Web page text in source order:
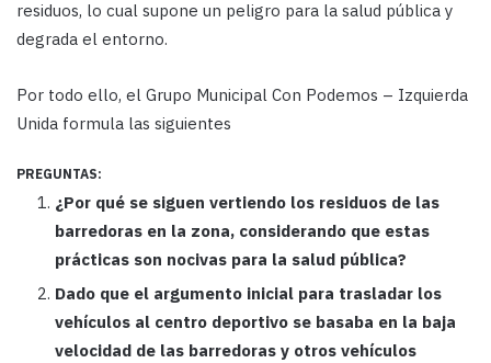
residuos, lo cual supone un peligro para la salud pública y
degrada el entorno.
Por todo ello, el Grupo Municipal Con Podemos – Izquierda
Unida formula las siguientes
PREGUNTAS:
¿Por qué se siguen vertiendo los residuos de las
barredoras en la zona, considerando que estas
prácticas son nocivas para la salud pública?
Dado que el argumento inicial para trasladar los
vehículos al centro deportivo se basaba en la baja
velocidad de las barredoras y otros vehículos